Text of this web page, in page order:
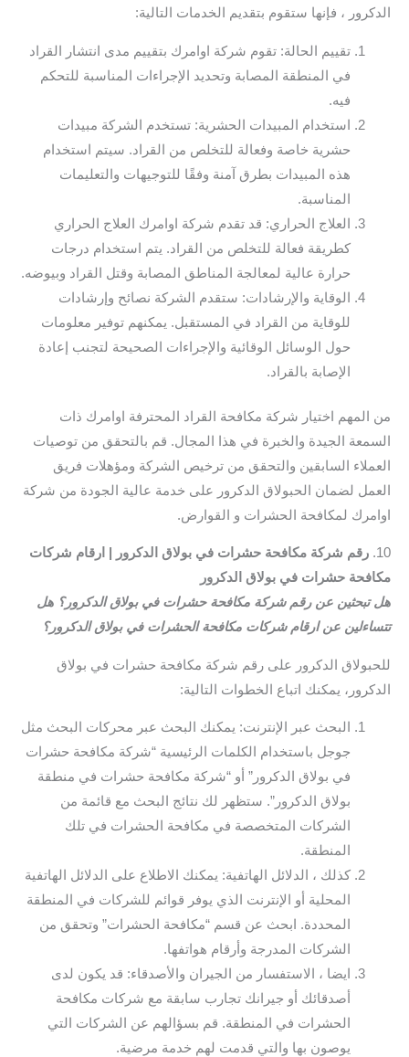
الدكرور ، فإنها ستقوم بتقديم الخدمات التالية:
تقييم الحالة: تقوم شركة اوامرك بتقييم مدى انتشار القراد
في المنطقة المصابة وتحديد الإجراءات المناسبة للتحكم
فيه.
استخدام المبيدات الحشرية: تستخدم الشركة مبيدات
حشرية خاصة وفعالة للتخلص من القراد. سيتم استخدام
هذه المبيدات بطرق آمنة وفقًا للتوجيهات والتعليمات
المناسبة.
العلاج الحراري: قد تقدم شركة اوامرك العلاج الحراري
كطريقة فعالة للتخلص من القراد. يتم استخدام درجات
حرارة عالية لمعالجة المناطق المصابة وقتل القراد وبيوضه.
الوقاية والإرشادات: ستقدم الشركة نصائح وإرشادات
للوقاية من القراد في المستقبل. يمكنهم توفير معلومات
حول الوسائل الوقائية والإجراءات الصحيحة لتجنب إعادة
الإصابة بالقراد.
من المهم اختيار شركة مكافحة القراد المحترفة اوامرك ذات
السمعة الجيدة والخبرة في هذا المجال. قم بالتحقق من توصيات
العملاء السابقين والتحقق من ترخيص الشركة ومؤهلات فريق
العمل لضمان الحبولاق الدكرور على خدمة عالية الجودة من شركة
اوامرك لمكافحة الحشرات و القوارض.
10. رقم شركة مكافحة حشرات في بولاق الدكرور | ارقام شركات
مكافحة حشرات في بولاق الدكرور
هل تبحثين عن رقم شركة مكافحة حشرات في بولاق الدكرور؟ هل
تتساءلين عن ارقام شركات مكافحة الحشرات في بولاق الدكرور؟
للحبولاق الدكرور على رقم شركة مكافحة حشرات في بولاق
الدكرور، يمكنك اتباع الخطوات التالية:
البحث عبر الإنترنت: يمكنك البحث عبر محركات البحث مثل
جوجل باستخدام الكلمات الرئيسية “شركة مكافحة حشرات
في بولاق الدكرور” أو “شركة مكافحة حشرات في منطقة
بولاق الدكرور”. ستظهر لك نتائج البحث مع قائمة من
الشركات المتخصصة في مكافحة الحشرات في تلك
المنطقة.
كذلك ، الدلائل الهاتفية: يمكنك الاطلاع على الدلائل الهاتفية
المحلية أو الإنترنت الذي يوفر قوائم للشركات في المنطقة
المحددة. ابحث عن قسم “مكافحة الحشرات” وتحقق من
الشركات المدرجة وأرقام هواتفها.
ايضا ، الاستفسار من الجيران والأصدقاء: قد يكون لدى
أصدقائك أو جيرانك تجارب سابقة مع شركات مكافحة
الحشرات في المنطقة. قم بسؤالهم عن الشركات التي
يوصون بها والتي قدمت لهم خدمة مرضية.